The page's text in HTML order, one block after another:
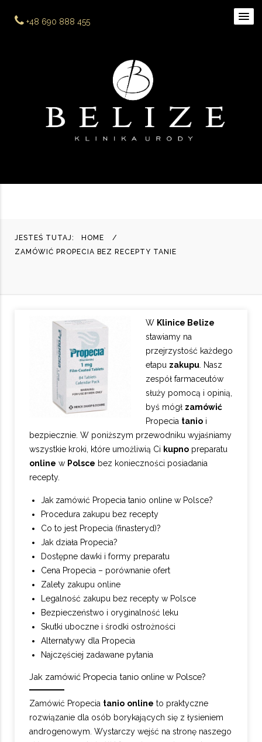
+48 690 888 455
JESTEŚ TUTAJ:
HOME
ZAMÓWIĆ PROPECIA BEZ RECEPTY TANIE
W Klinice Belize
stawiamy na
przejrzystość każdego
etapu zakupu. Nasz
zespół farmaceutów
służy pomocą i opinią,
byś mógł zamówić
Propecia tanio i
bezpiecznie. W poniższym przewodniku wyjaśniamy
wszystkie kroki, które umożliwią Ci kupno preparatu
online w Polsce bez konieczności posiadania
recepty.
Jak zamówić Propecia tanio online w Polsce?
Procedura zakupu bez recepty
Co to jest Propecia (finasteryd)?
Jak działa Propecia?
Dostępne dawki i formy preparatu
Cena Propecia – porównanie ofert
Zalety zakupu online
Legalność zakupu bez recepty w Polsce
Bezpieczeństwo i oryginalność leku
Skutki uboczne i środki ostrożności
Alternatywy dla Propecia
Najczęściej zadawane pytania
Jak zamówić Propecia tanio online w Polsce?
Zamówić Propecia tanio online to praktyczne
rozwiązanie dla osób borykających się z łysieniem
androgenowym. Wystarczy wejść na stronę naszego